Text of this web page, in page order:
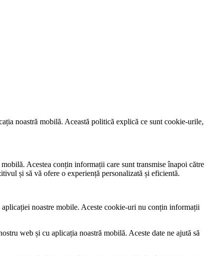
noastră mobilă. Această politică explică ce sunt cookie-urile,
Acestea conțin informații care sunt transmise înapoi către
și să vă ofere o experiență personalizată și eficientă.
noastre mobile. Aceste cookie-uri nu conțin informații
web și cu aplicația noastră mobilă. Aceste date ne ajută să